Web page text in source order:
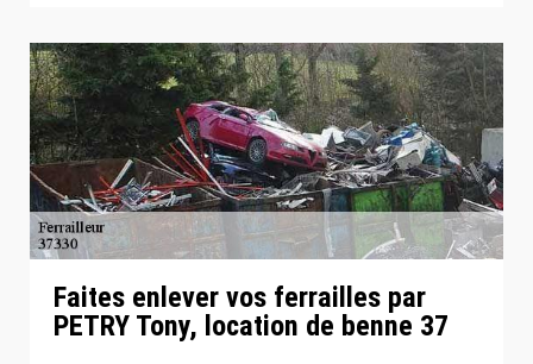
Faites enlever vos ferrailles par
PETRY Tony, location de benne 37